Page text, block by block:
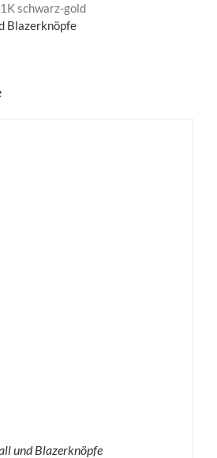
schwarz-gold
Blazerknöpfe
und Blazerknöpfe